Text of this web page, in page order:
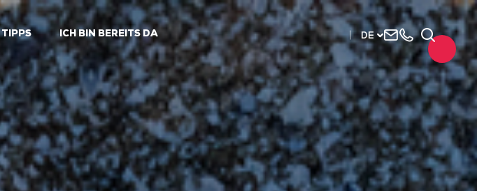
TIPPS ICH BIN BEREITS DA DE
Uns
kontaktieren
+33
2515
63737
Suchen